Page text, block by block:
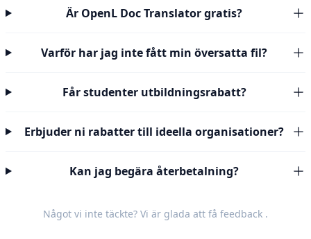
Är OpenL Doc Translator gratis?
Varför har jag inte fått min översatta fil?
Får studenter utbildningsrabatt?
Erbjuder ni rabatter till ideella organisationer?
Kan jag begära återbetalning?
Något vi inte täckte? Vi är glada att få feedback .